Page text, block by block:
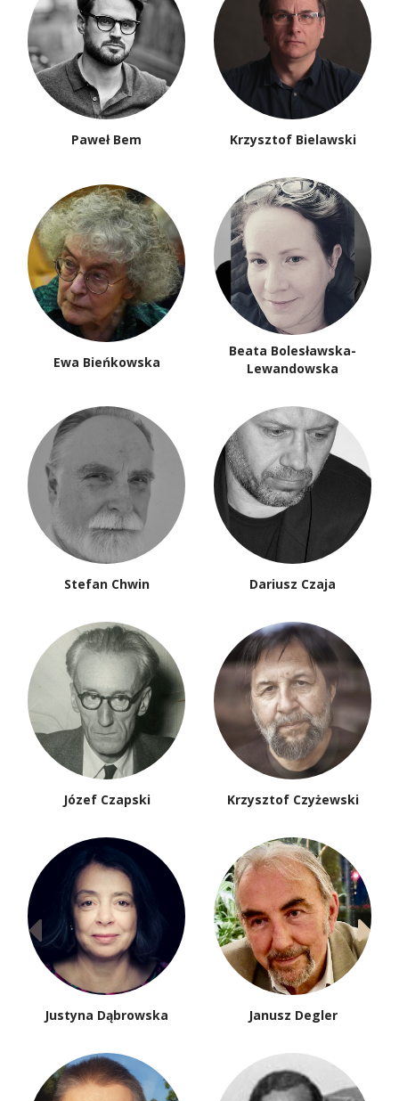
Paweł Bem Krzysztof Bielawski
Ewa Bieńkowska
Beata Bolesławska-
Lewandowska
Stefan Chwin Dariusz Czaja
Józef Czapski Krzysztof Czyżewski
Justyna Dąbrowska Janusz Degler